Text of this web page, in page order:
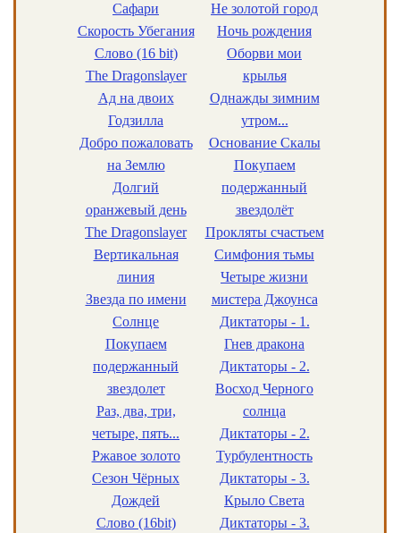
Сафари
Скорость Убегания
Слово (16 bit)
Тhе Drаgоnslауеr
Ад на двоих
Годзилла
Добро пожаловать
на Землю
Долгий
оранжевый день
The Dragonslayer
Вертикальная
линия
Звезда по имени
Солнце
Покупаем
подержанный
звездолет
Раз, два, три,
четыре, пять...
Ржавое золото
Сезон Чёрных
Дождей
Слово (16bit)
Не золотой город
Ночь рождения
Оборви мои
крылья
Однажды зимним
утром...
Основание Скалы
Покупаем
подержанный
звездолёт
Прокляты счастьем
Симфония тьмы
Четыре жизни
мистера Джоунса
Диктаторы - 1.
Гнев дракона
Диктаторы - 2.
Восход Черного
солнца
Диктаторы - 2.
Турбулентность
Диктаторы - 3.
Крыло Света
Диктаторы - 3.